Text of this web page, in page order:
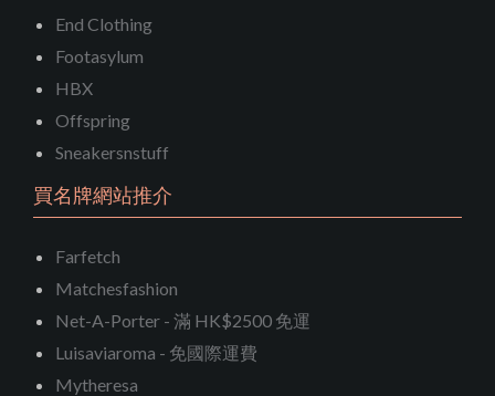
End Clothing
Footasylum
HBX
Offspring
Sneakersnstuff
買名牌網站推介
Farfetch
Matchesfashion
Net-A-Porter - 滿 HK$2500 免運
Luisaviaroma - 免國際運費
Mytheresa